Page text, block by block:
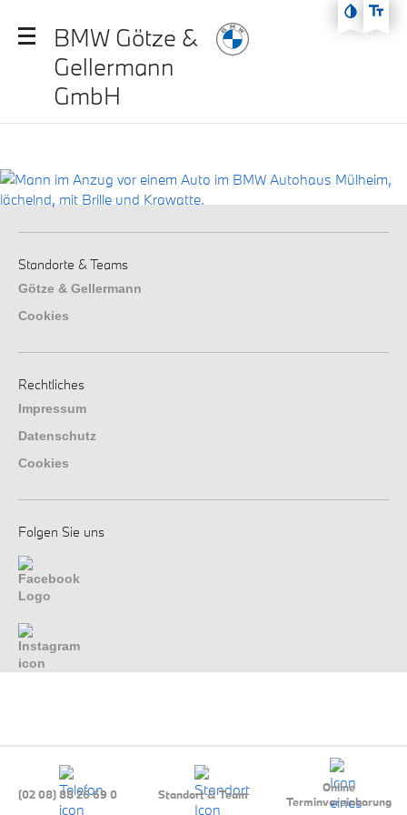
Zum Hauptmenü
BMW Götze &
Gellermann
GmbH
(02 08) 88 26 69 0 Standort & Team
Online
Terminvereinbarung
Standorte & Teams
Götze & Gellermann
Cookies
Rechtliches
Impressum
Datenschutz
Cookies
Folgen Sie uns